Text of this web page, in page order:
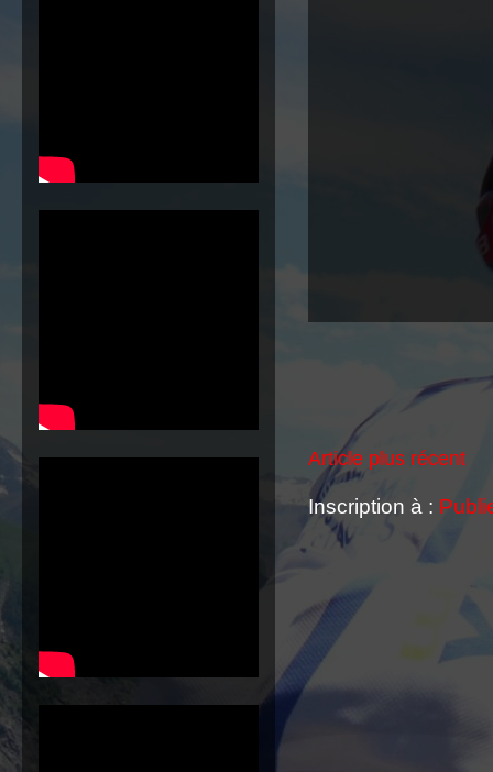
Article plus récent
Inscription à :